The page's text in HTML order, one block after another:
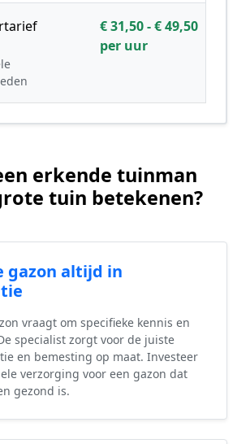
€ 31,50 - € 49,50
per uur
erkende tuinman
tuin betekenen?
gazon altijd in
vraagt om specifieke kennis en
specialist zorgt voor de juiste
en bemesting op maat. Investeer
verzorging voor een gazon dat
gezond is.